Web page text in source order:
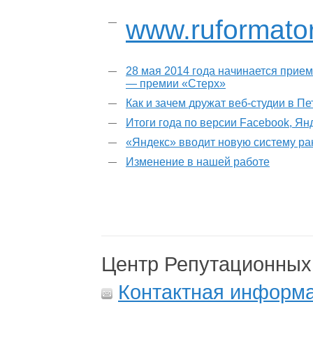
28 мая 2014 года начинается
— премии «Стерх»
Как и зачем дружат веб-студии в
Итоги года по версии Facebook,
«Яндекс» вводит новую систему
Изменение в нашей работе
Центр
Контактная